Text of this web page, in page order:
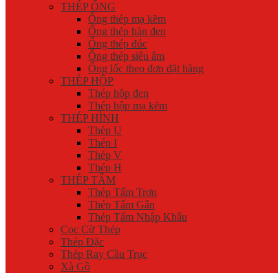
THÉP ỐNG
Ống thép mạ kẽm
Ống thép hàn đen
Ống thép đúc
Ống thép siêu âm
Ống lốc theo đơn đặt hàng
THÉP HỘP
Thép hộp đen
Thép hộp mạ kẽm
THÉP HÌNH
Thép U
Thép I
Thép V
Thép H
THÉP TẤM
Thép Tấm Trơn
Thép Tấm Gân
Thép Tấm Nhập Khẩu
Cọc Cừ Thép
Thép Đặc
Thép Ray Cầu Trục
Xà Gồ